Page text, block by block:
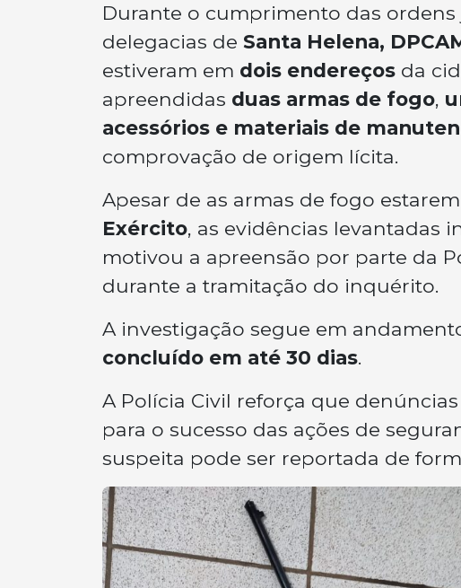
Durante o cumprimento das
delegacias de Santa Helena,
estiveram em dois endereços da
apreendidas duas armas de fogo,
acessórios e materiais de
comprovação de origem lícita.
Apesar de as armas de fogo estarem
Exército, as evidências levantadas
motivou a apreensão por parte da
durante a tramitação do inquérito.
A investigação segue em
concluído em até 30 dias.
A Polícia Civil reforça que
para o sucesso das ações de
suspeita pode ser reportada de